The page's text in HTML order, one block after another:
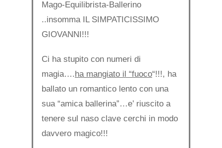
Mago-Equilibrista-Ballerino
..insomma IL SIMPATICISSIMO
GIOVANNI!!!
Ci ha stupito con numeri di
magia….ha mangiato il “fuoco“!!!, ha
ballato un romantico lento con una
sua “amica ballerina”…e’ riuscito a
tenere sul naso clave cerchi in modo
davvero magico!!!